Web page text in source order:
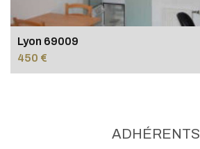
Lyon 69009
450 €
ADHÉRENTS